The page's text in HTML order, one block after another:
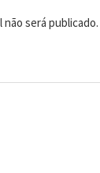
será publicado.